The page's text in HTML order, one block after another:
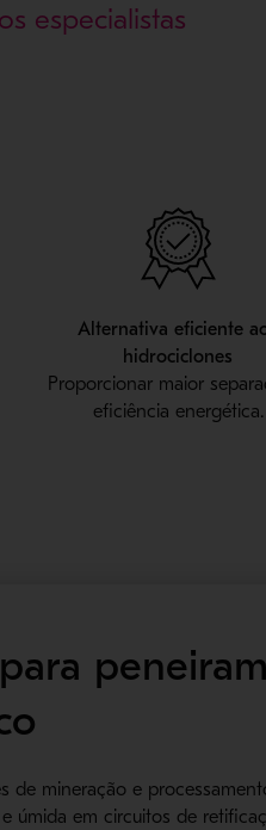
especialistas
Alternativa eficiente
hidrociclones
Proporcionar maior
eficiência energética.
de mineração e
úmida em circuitos de